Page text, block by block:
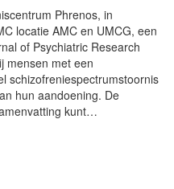
Phrenos, in
locatie AMC en UMCG, een
of Psychiatric Research
mensen met een
schizofreniespectrumstoornis
hun aandoening. De
kunt…